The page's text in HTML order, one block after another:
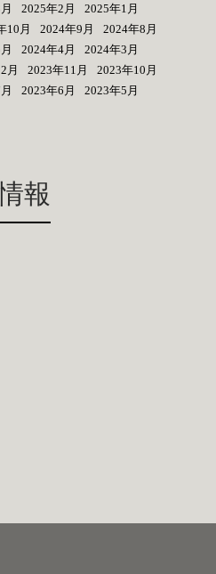
2025年2月
2025年1月
10月 2024年9月
2024年8月
2024年4月
2024年3月
月 2023年11月
2023年10月
2023年6月
2023年5月
報